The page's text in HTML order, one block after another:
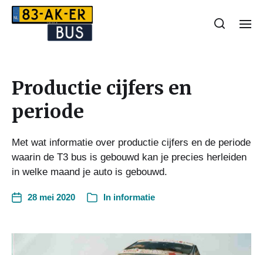
Productie cijfers en
periode
Met wat informatie over productie cijfers en de periode
waarin de T3 bus is gebouwd kan je precies herleiden
in welke maand je auto is gebouwd.
28 mei 2020 In informatie